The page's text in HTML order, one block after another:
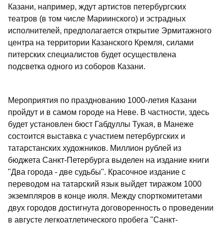
Казани, например, ждут артистов петербургских
театров (в том числе Мариинского) и эстрадных
исполнителей, предполагается открытие Эрмитажного
центра на территории Казанского Кремля, силами
питерских специалистов будет осуществлена
подсветка одного из соборов Казани.
Мероприятия по празднованию 1000-летия Казани
пройдут и в самом городе на Неве. В частности, здесь
будет установлен бюст Габдуллы Тукая, в Манеже
состоится выставка с участием петербургских и
татарстанских художников. Миллион рублей из
бюджета Санкт-Петербурга выделен на издание книги
"Два города - две судьбы". Красочное издание с
переводом на татарский язык выйдет тиражом 1000
экземпляров в конце июля. Между спорткомитетами
двух городов достигнута договоренность о проведении
в августе легкоатлетического пробега "Санкт-